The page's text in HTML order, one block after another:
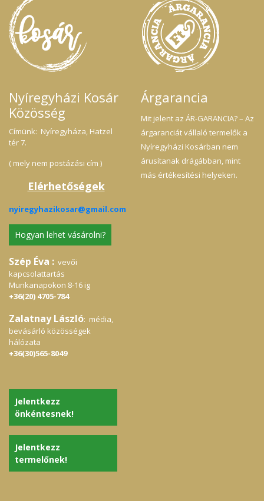
Nyíregyházi Kosár
Közösség
Címünk: Nyíregyháza, Hatzel
tér 7.
( mely nem postázási cím )
Elérhetőségek
nyiregyhazikosar@gmail.com
Hogyan lehet vásárolni?
Szép Éva : vevői
kapcsolattartás
Munkanapokon 8-16 ig
+36(20) 4705-784
Zalatnay László: média,
bevásárló közösségek
hálózata
+36(30)565-8049
Jelentkezz
önkéntesnek!
Jelentkezz
termelőnek!
Árgarancia
Mit jelent az ÁR-GARANCIA? – Az
árgaranciát vállaló termelők a
Nyíregyházi Kosárban nem
árusítanak drágábban, mint
más értékesítési helyeken.